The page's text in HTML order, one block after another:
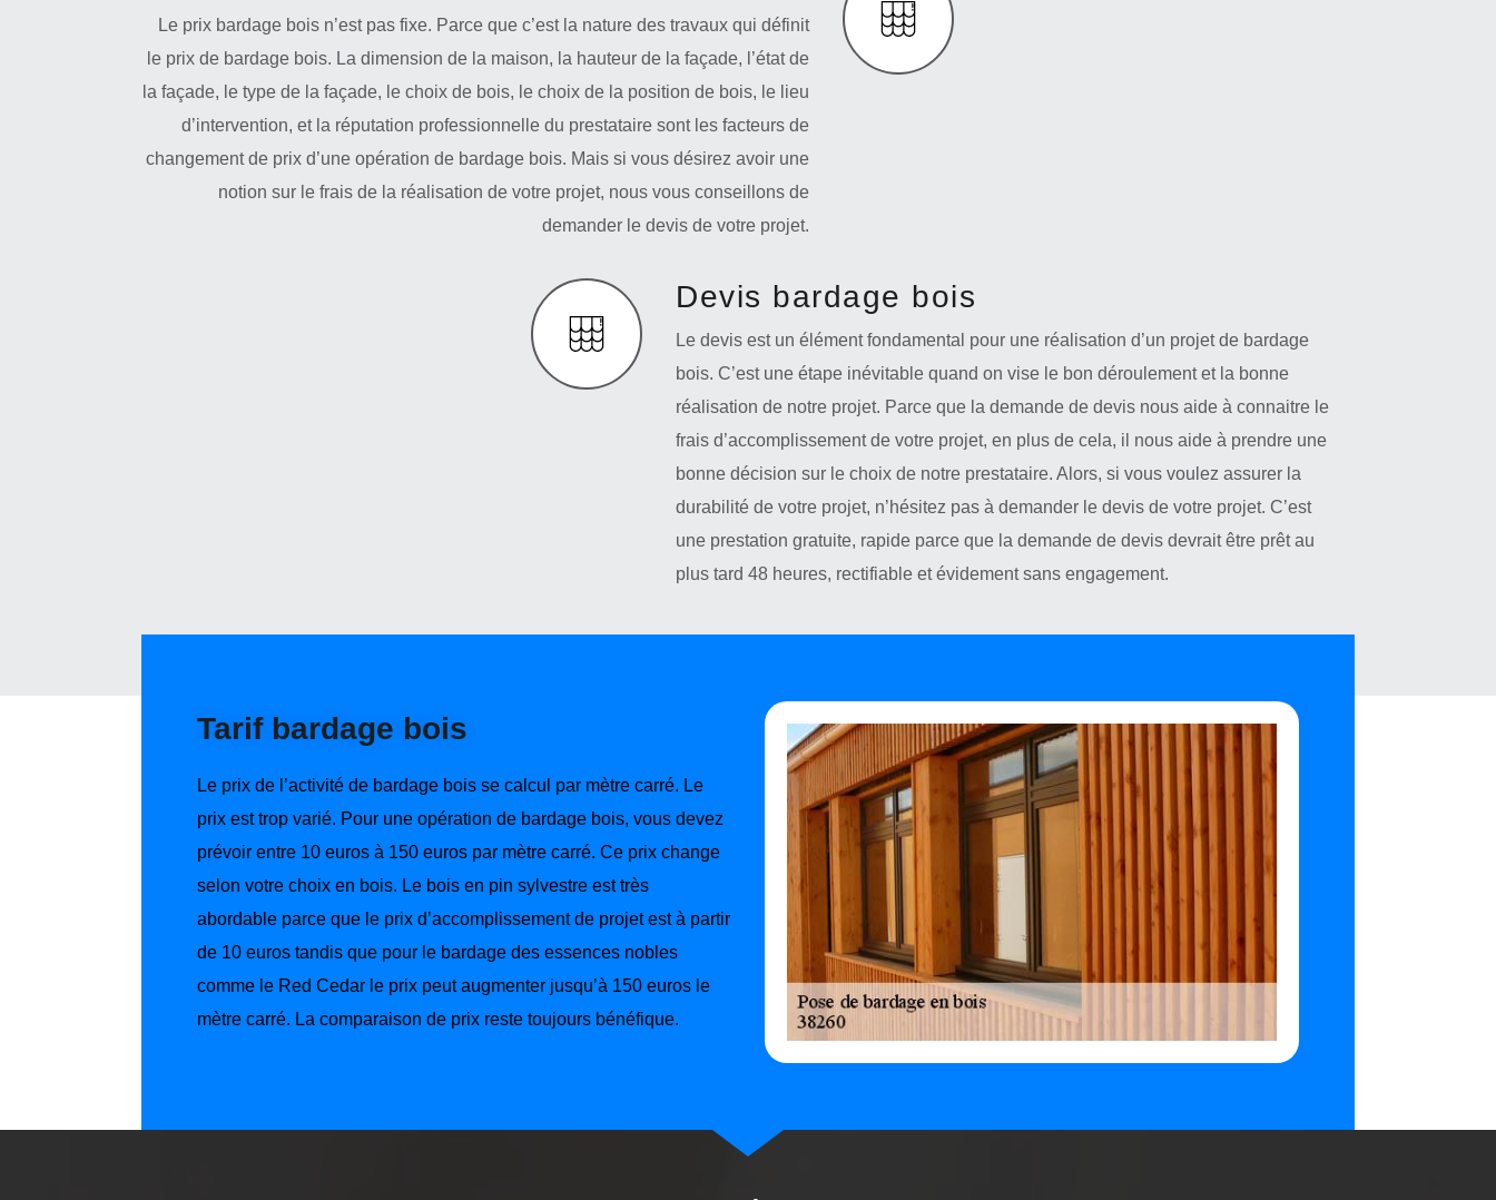
Le prix bardage bois n’est pas fixe. Parce que c’est la nature des travaux qui définit
le prix de bardage bois. La dimension de la maison, la hauteur de la façade, l’état de
la façade, le type de la façade, le choix de bois, le choix de la position de bois, le lieu
d’intervention, et la réputation professionnelle du prestataire sont les facteurs de
changement de prix d’une opération de bardage bois. Mais si vous désirez avoir une
notion sur le frais de la réalisation de votre projet, nous vous conseillons de
demander le devis de votre projet.
Devis bardage bois
Le devis est un élément fondamental pour une réalisation d’un projet de bardage
bois. C’est une étape inévitable quand on vise le bon déroulement et la bonne
réalisation de notre projet. Parce que la demande de devis nous aide à connaitre le
frais d’accomplissement de votre projet, en plus de cela, il nous aide à prendre une
bonne décision sur le choix de notre prestataire. Alors, si vous voulez assurer la
durabilité de votre projet, n’hésitez pas à demander le devis de votre projet. C’est
une prestation gratuite, rapide parce que la demande de devis devrait être prêt au
plus tard 48 heures, rectifiable et évidement sans engagement.
Tarif bardage bois
Le prix de l’activité de bardage bois se calcul par mètre carré. Le
prix est trop varié. Pour une opération de bardage bois, vous devez
prévoir entre 10 euros à 150 euros par mètre carré. Ce prix change
selon votre choix en bois. Le bois en pin sylvestre est très
abordable parce que le prix d’accomplissement de projet est à partir
de 10 euros tandis que pour le bardage des essences nobles
comme le Red Cedar le prix peut augmenter jusqu’à 150 euros le
mètre carré. La comparaison de prix reste toujours bénéfique.